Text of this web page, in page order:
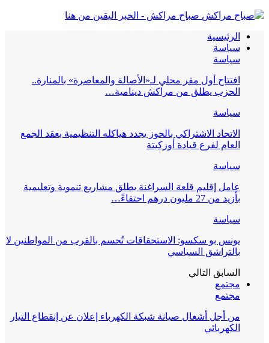
صباح مراكش - الخبر اليقين من هنا
الرئيسية
سياسة
سياسة
افتتاح أول مقر محلي لـ«الأصالة والمعاصرة» بالمنارة..
الحزب يطلق من مراكش دينامية…
سياسة
الاتحاد الاشتراكي بالحوز يجدد هياكله التنظيمية بعقد الجمع
العام لفرع قيادة أوزكيتة
سياسة
عامل إقليم قلعة السراغنة يطلق مشاريع تنموية وتعليمية
بأزيد من 27 مليون درهم احتفاءً…
سياسة
يونس بو سكسو: الاستحقاقات تُحسم بالقرب من المواطنين لا
بالتراشق السياسي
السابق التالي
مجتمع
مجتمع
من أجل أشغال صيانة شبكة الكهرباء إعلان عن إنقطاع التيار
الكهربائي